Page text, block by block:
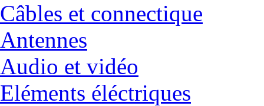
Câbles et connectique
Antennes
Audio et vidéo
Eléments éléctriques